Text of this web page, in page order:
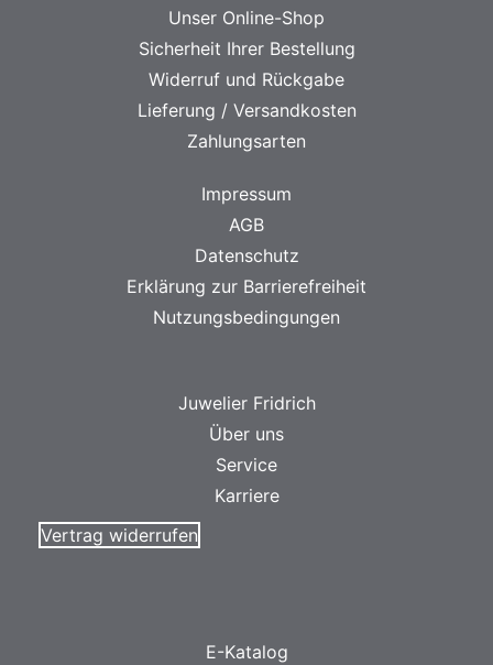
Unser Online-Shop
Sicherheit Ihrer Bestellung
Widerruf und Rückgabe
Lieferung / Versandkosten
Zahlungsarten
Impressum
AGB
Datenschutz
Erklärung zur Barrierefreiheit
Nutzungsbedingungen
Juwelier Fridrich
Über uns
Service
Karriere
Vertrag widerrufen
E-Katalog